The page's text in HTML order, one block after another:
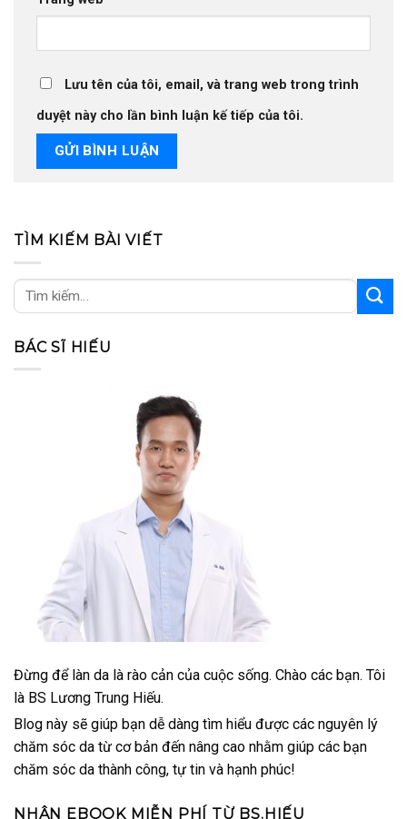
Lưu tên của tôi, email, và trang web trong trình
duyệt này cho lần bình luận kế tiếp của tôi.
TÌM KIẾM BÀI VIẾT
BÁC SĨ HIẾU
Đừng để làn da là rào cản của cuộc sống. Chào các bạn. Tôi
là BS Lương Trung Hiếu.
Blog này sẽ giúp bạn dễ dàng tìm hiểu được các nguyên lý
chăm sóc da từ cơ bản đến nâng cao nhằm giúp các bạn
chăm sóc da thành công, tự tin và hạnh phúc!
NHẬN EBOOK MIỄN PHÍ TỪ BS.HIẾU